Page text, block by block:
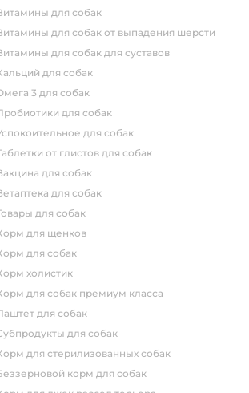
витамины для собак
витамины для собак от выпадения шерсти
витамины для собак для суставов
кальций для собак
омега 3 для собак
пробиотики для собак
успокоительное для собак
таблетки от глистов для собак
вакцина для собак
ветаптека для собак
товары для собак
корм для щенков
корм для собак
корм холистик
корм для собак премиум класса
паштет для собак
субпродукты для собак
корм для стерилизованных собак
беззерновой корм для собак